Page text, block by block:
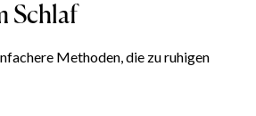
Schlaf
Methoden, die zu ruhigen